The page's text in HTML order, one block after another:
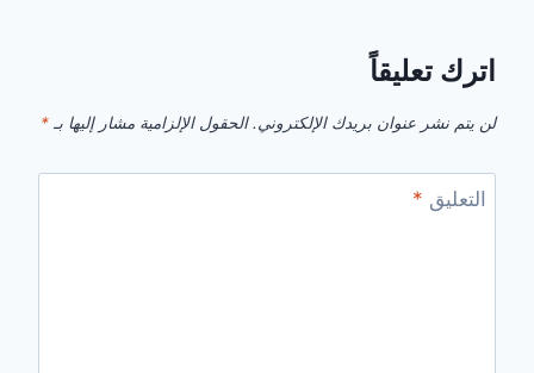
اترك تعليقاً
لن يتم نشر عنوان بريدك الإلكتروني. الحقول الإلزامية مشار إليها بـ *
التعليق *